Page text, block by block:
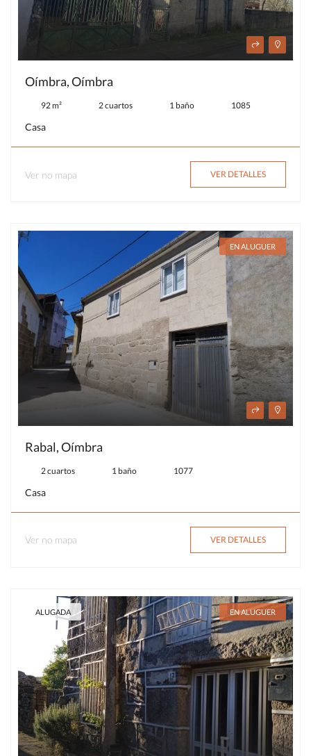
Oímbra, Oímbra
92 m² 2 cuartos 1 baño 1085
Casa
Ver no mapa VER DETALLES
EN ALUGUER
Rabal, Oímbra
2 cuartos 1 baño 1077
Casa
Ver no mapa VER DETALLES
ALUGADA EN ALUGUER